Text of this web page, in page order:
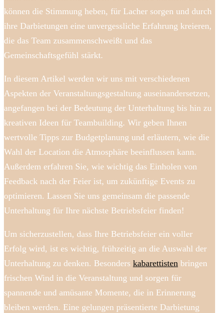
können die Stimmung heben, für Lacher sorgen und durch
ihre Darbietungen eine unvergessliche Erfahrung kreieren,
die das Team zusammenschweißt und das
Gemeinschaftsgefühl stärkt.
In diesem Artikel werden wir uns mit verschiedenen
Aspekten der Veranstaltungsgestaltung auseinandersetzen,
angefangen bei der Bedeutung der Unterhaltung bis hin zu
kreativen Ideen für Teambuilding. Wir geben Ihnen
wertvolle Tipps zur Budgetplanung und erläutern, wie die
Wahl der Location die Atmosphäre beeinflussen kann.
Außerdem erfahren Sie, wie wichtig das Einholen von
Feedback nach der Feier ist, um zukünftige Events zu
optimieren. Lassen Sie uns gemeinsam die passende
Unterhaltung für Ihre nächste Betriebsfeier finden!
Um sicherzustellen, dass Ihre Betriebsfeier ein voller
Erfolg wird, ist es wichtig, frühzeitig an die Auswahl der
Unterhaltung zu denken. Besonders kabarettisten bringen
frischen Wind in die Veranstaltung und sorgen für
spannende und amüsante Momente, die in Erinnerung
bleiben werden. Eine gelungen präsentierte Darbietung